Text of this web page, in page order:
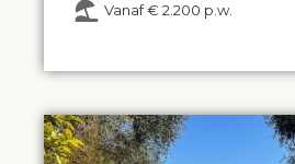
Vanaf € 2.200 p.w.